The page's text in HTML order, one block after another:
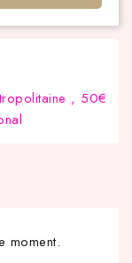
, 50€
moment.